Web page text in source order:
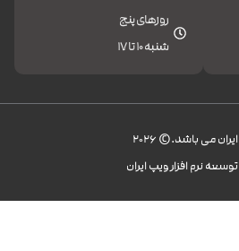
روزهای پنج
شنبه 10 تا 17
می باشد.© 2026
نرم افزار ویپ ایران